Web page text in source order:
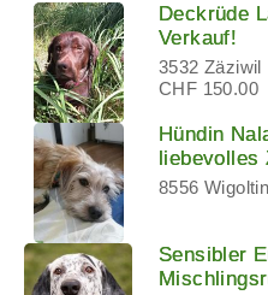
Deckrüde
Verkauf!
3532 Zäziwil
CHF 150.00
Hündin
liebevolles
8556
Sensibler